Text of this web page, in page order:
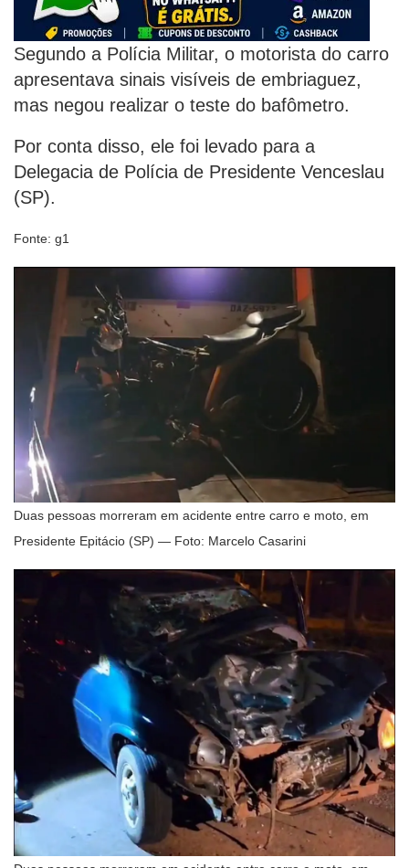
Segundo a Polícia Militar, o motorista do carro
apresentava sinais visíveis de embriaguez,
mas negou realizar o teste do bafômetro.
Por conta disso, ele foi levado para a
Delegacia de Polícia de Presidente Venceslau
(SP).
Fonte: g1
Duas pessoas morreram em acidente entre carro e moto, em
Presidente Epitácio (SP) — Foto: Marcelo Casarini